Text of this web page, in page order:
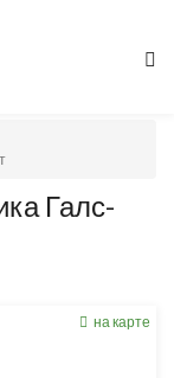
Галс-
на карте